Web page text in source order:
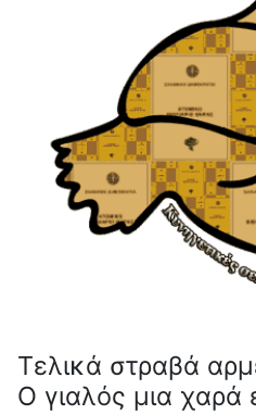
Τελικά στραβά
Ο γιαλός μια χαρά